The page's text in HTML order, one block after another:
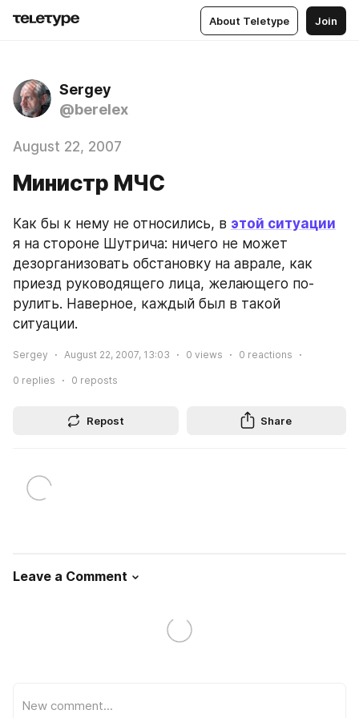
About Teletype Join
Sergey
@berelex
August 22, 2007
Министр МЧС
Как бы к нему не относились, в этой ситуации
я на стороне Шутрича: ничего не может
дезорганизовать обстановку на аврале, как
приезд руководящего лица, желающего по-
рулить. Наверное, каждый был в такой
ситуации.
Sergey August 22, 2007, 13:03 0 views 0 reactions
0 replies 0 reposts
Repost Share
Leave a Comment